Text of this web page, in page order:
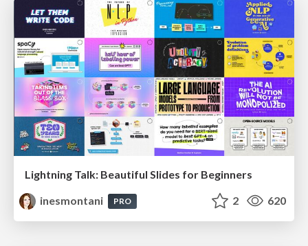
Lightning Talk: Beautiful Slides for Beginners
inesmontani
PRO 2 620